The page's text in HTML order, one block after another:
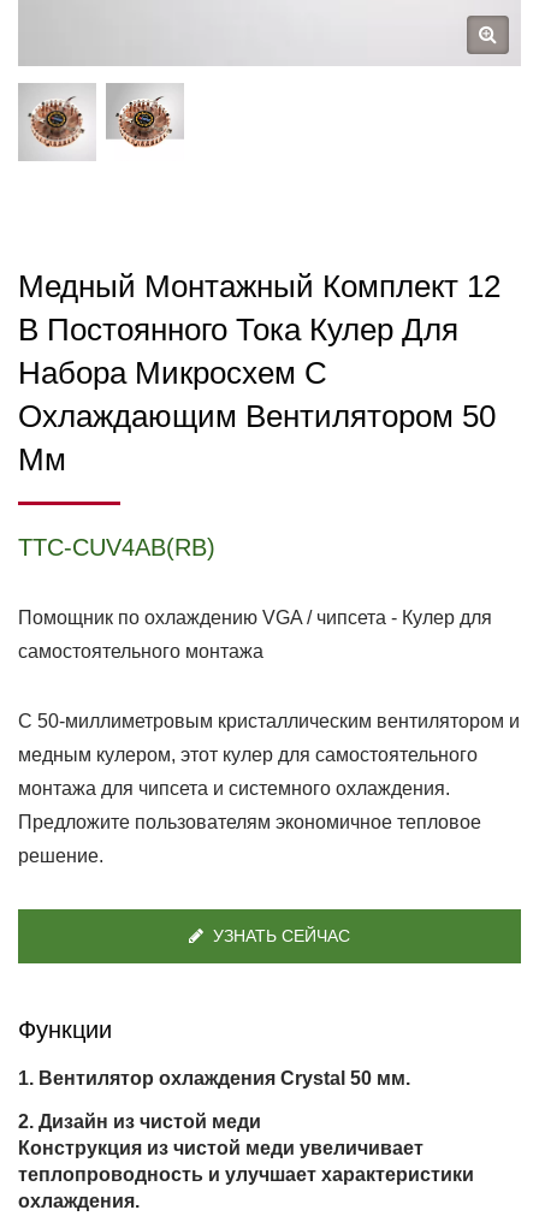
Медный Монтажный Комплект 12
В Постоянного Тока Кулер Для
Набора Микросхем С
Охлаждающим Вентилятором 50
Мм
TTC-CUV4AB(RB)
Помощник по охлаждению VGA / чипсета - Кулер для
самостоятельного монтажа
С 50-миллиметровым кристаллическим вентилятором и
медным кулером, этот кулер для самостоятельного
монтажа для чипсета и системного охлаждения.
Предложите пользователям экономичное тепловое
решение.
УЗНАТЬ СЕЙЧАС
Функции
Вентилятор охлаждения Crystal 50 мм.
Дизайн из чистой меди
Конструкция из чистой меди увеличивает
теплопроводность и улучшает характеристики
охлаждения.